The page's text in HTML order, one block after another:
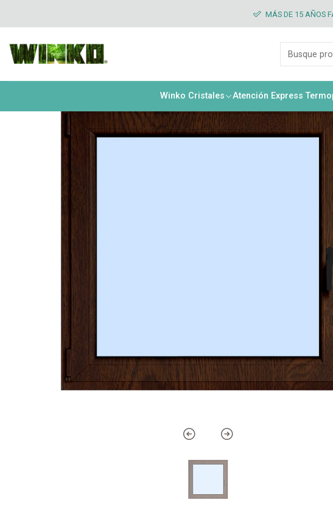
Winko Cristales Atención Express
MÁS DE 15 AÑOS
Ventana abatible interior PVC